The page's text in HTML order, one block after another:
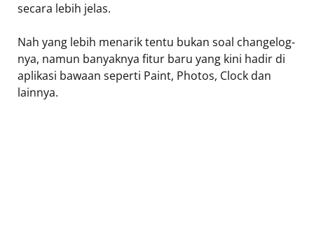
secara lebih jelas.
Nah yang lebih menarik tentu bukan soal changelog-
nya, namun banyaknya fitur baru yang kini hadir di
aplikasi bawaan seperti Paint, Photos, Clock dan
lainnya.